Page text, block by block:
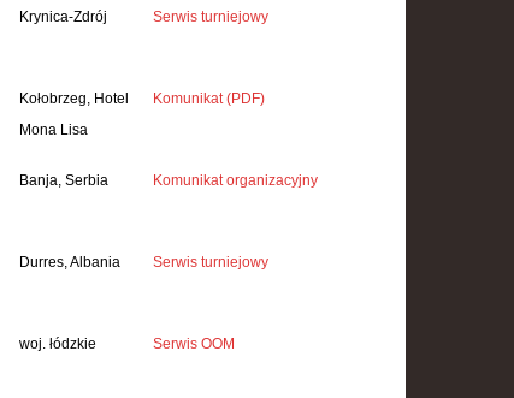
Krynica-Zdrój Serwis turniejowy
Kołobrzeg, Hotel
Mona Lisa
Komunikat (PDF)
Banja, Serbia Komunikat organizacyjny
Durres, Albania Serwis turniejowy
woj. łódzkie Serwis OOM